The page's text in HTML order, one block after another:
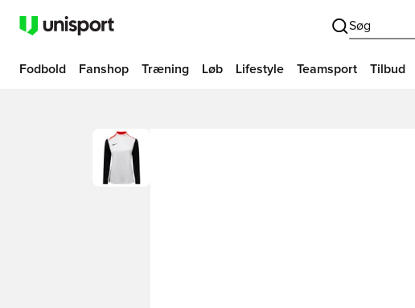
Søg
Fodbold Fanshop Træning Løb Lifestyle Teamsport Tilbud